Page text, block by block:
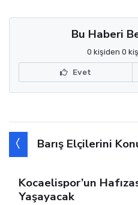
Bu Haberi
0 kişiden 0
Evet
Barış Elçilerini
Kocaelispor’un
Yaşayacak